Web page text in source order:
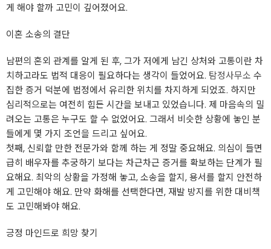
게 해야 할까 고민이 깊어졌어요.
이혼 소송의 결단
남편의 혼외 관계를 알게 된 후, 그가 저에게 남긴 상처와 고통이란 차
치하고라도 법적 대응이 필요하다는 생각이 들었어요. 탐정사무소 수
집한 증거 덕분에 법정에서 유리한 위치를 차지하게 되었죠. 하지만
심리적으로는 여전히 힘든 시간을 보내고 있었습니다. 제 마음속의 밀
려오는 고통은 누구도 할 수 없었어요. 그래서 비슷한 상황에 놓인 분
들에게 몇 가지 조언을 드리고 싶어요.
첫째, 신뢰할 만한 전문가와 함께 하는 게 정말 중요해요. 의심이 들면
급히 배우자를 추궁하기 보다는 차근차근 증거를 확보하는 단계가 필
요해요. 최악의 상황을 가정해 놓고, 소송을 할지, 용서를 할지 안전하
게 고민해야 해요. 만약 화해를 선택한다면, 재발 방지를 위한 대비책
도 고민해봐야 해요.
긍정 마인드로 희망 찾기